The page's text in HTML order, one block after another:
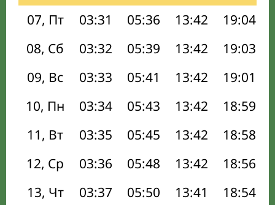
07, Пт
03:31 05:36 13:42 19:04
08, Сб
03:32 05:39 13:42 19:03
09, Вс
03:33 05:41 13:42 19:01
10, Пн
03:34 05:43 13:42 18:59
11, Вт
03:35 05:45 13:42 18:58
12, Ср
03:36 05:48 13:42 18:56
13, Чт
03:37 05:50 13:41 18:54